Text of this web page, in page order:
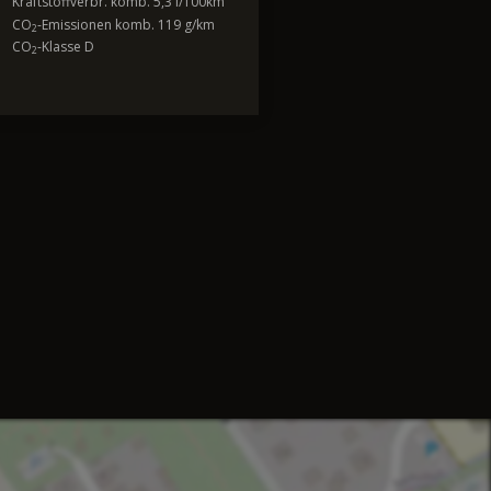
CO2-Emissionen komb. 119 g/km
CO2-Klasse D